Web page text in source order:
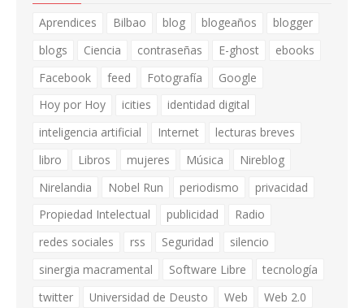
Aprendices Bilbao blog blogeaños
blogger
blogs
Ciencia contraseñas E-ghost
ebooks
Facebook
feed Fotografía
Google
Hoy por Hoy
icities
identidad digital
inteligencia artificial
Internet
lecturas breves
libro
Libros mujeres Música
Nireblog
Nirelandia
Nobel Run periodismo
privacidad
Propiedad Intelectual
publicidad
Radio
redes sociales
rss Seguridad
silencio
sinergia macramental
Software Libre
tecnología
twitter
Universidad de Deusto Web Web 2.0